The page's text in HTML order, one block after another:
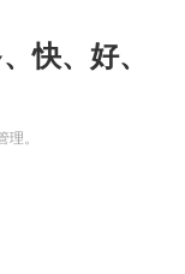
快、好、
。